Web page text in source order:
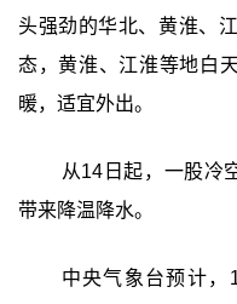
头强劲的华北、黄淮、
态，黄淮、江淮等地白
暖，适宜外出。
从14日起，一股冷
带来降温降水。
中央气象台预计，